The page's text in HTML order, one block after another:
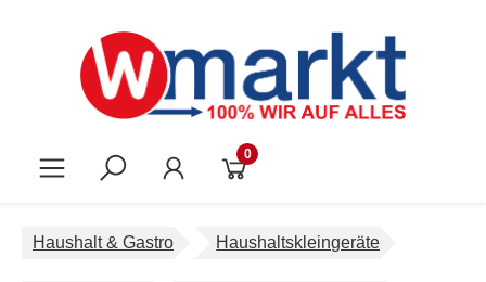
0
Haushalt & Gastro Haushaltskleingeräte